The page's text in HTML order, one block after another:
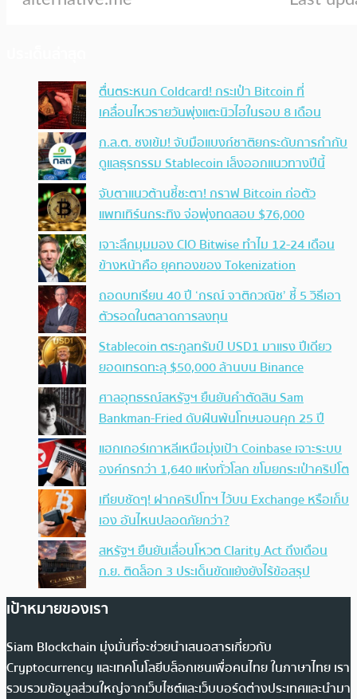
ตื่นตระหนก Coldcard! กระเป๋า Bitcoin ที่
เคลื่อนไหวรายวันพุ่งแตะนิวไฮในรอบ 8 เดือน
ก.ล.ต. ชงเข้ม! จับมือแบงก์ชาติยกระดับการกำกับ
ดูแลธุรกรรม Stablecoin เล็งออกแนวทางปีนี้
จับตาแนวต้านชี้ชะตา! กราฟ Bitcoin ก่อตัว
แพทเทิร์นกระทิง จ่อพุ่งทดสอบ $76,000
เจาะลึกมุมมอง CIO Bitwise ทำไม 12-24 เดือน
ข้างหน้าคือ ยุคทองของ Tokenization
ถอดบทเรียน 40 ปี ‘กรณ์ จาติกวณิช’ ชี้ 5 วิธีเอา
ตัวรอดในตลาดการลงทุน
Stablecoin ตระกูลทรัมป์ USD1 มาแรง ปีเดียว
ยอดเทรดทะลุ $50,000 ล้านบน Binance
ศาลอุทธรณ์สหรัฐฯ ยืนยันคำตัดสิน Sam
Bankman-Fried ดับฝันพ้นโทษนอนคุก 25 ปี
แฮกเกอร์เกาหลีเหนือมุ่งเป้า Coinbase เจาะระบบ
องค์กรกว่า 1,640 แห่งทั่วโลก ขโมยกระเป๋าคริปโต
เทียบชัดๆ! ฝากคริปโทฯ ไว้บน Exchange หรือเก็บ
เอง อันไหนปลอดภัยกว่า?
สหรัฐฯ ยืนยันเลื่อนโหวต Clarity Act ถึงเดือน
ก.ย. ติดล็อก 3 ประเด็นขัดแย้งยังไร้ข้อสรุป
เป้าหมายของเรา
Siam Blockchain มุ่งมั่นที่จะช่วยนำเสนอสารเกี่ยวกับ
Cryptocurrency และเทคโนโลยีบล็อกเชนเพื่อคนไทย ในภาษาไทย เรา
รวบรวมข้อมูลส่วนใหญ่จากเว็บไซต์และเว็บบอร์ดต่างประเทศและนำมา